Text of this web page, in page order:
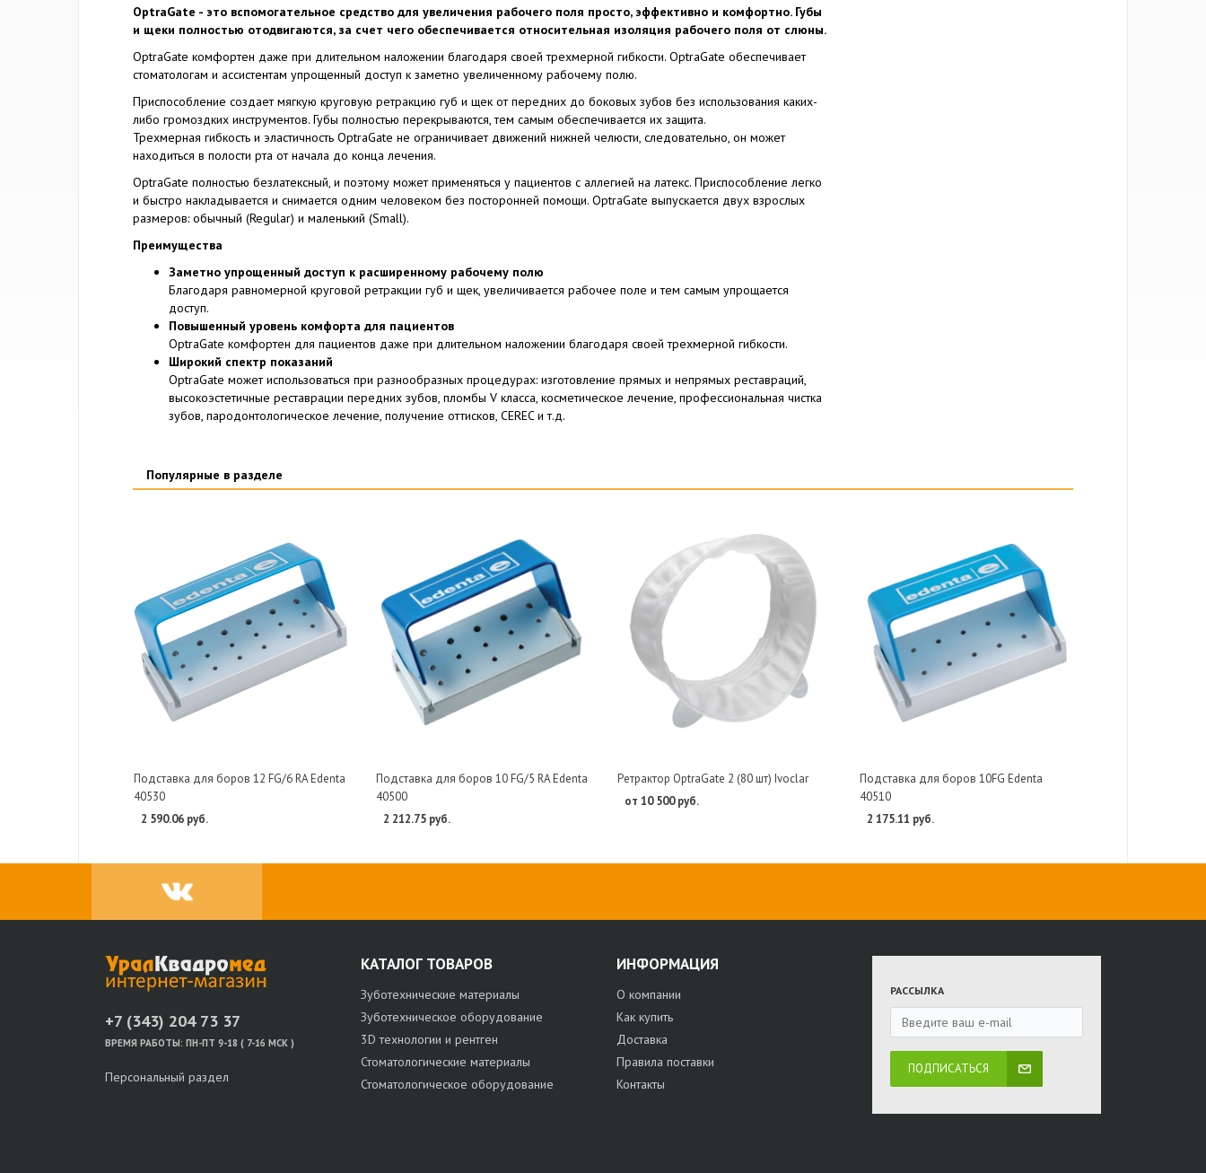
OptraGate - это вспомогательное средство для увеличения рабочего поля просто, эффективно и комфортно. Губы
и щеки полностью отодвигаются, за счет чего обеспечивается относительная изоляция рабочего поля от слюны.
OptraGate комфортен даже при длительном наложении благодаря своей трехмерной гибкости. OptraGate обеспечивает
стоматологам и ассистентам упрощенный доступ к заметно увеличенному рабочему полю.
Приспособление создает мягкую круговую ретракцию губ и щек от передних до боковых зубов без использования каких-
либо громоздких инструментов. Губы полностью перекрываются, тем самым обеспечивается их защита.
Трехмерная гибкость и эластичность OptraGate не ограничивает движений нижней челюсти, следовательно, он может
находиться в полости рта от начала до конца лечения.
OptraGate полностью безлатексный, и поэтому может применяться у пациентов с аллегией на латекс. Приспособление легко
и быстро накладывается и снимается одним человеком без посторонней помощи. OptraGate выпускается двух взрослых
размеров: обычный (Regular) и маленький (Small).
Преимущества
Заметно упрощенный доступ к расширенному рабочему полю
Благодаря равномерной круговой ретракции губ и щек, увеличивается рабочее поле и тем самым упрощается
доступ.
Повышенный уровень комфорта для пациентов
OptraGate комфортен для пациентов даже при длительном наложении благодаря своей трехмерной гибкости.
Широкий спектр показаний
OptraGate может использоваться при разнообразных процедурах: изготовление прямых и непрямых реставраций,
высокоэстетичные реставрации передних зубов, пломбы V класса, косметическое лечение, профессиональная чистка
зубов, пародонтологическое лечение, получение оттисков, CEREC и т.д.
Популярные в разделе
Подставка для боров 12 FG/6 RA Edenta
40530
2 590.06 руб.
Подставка для боров 10 FG/5 RA Edenta
40500
2 212.75 руб.
Ретрактор OptraGate 2 (80 шт) Ivoclar
от 10 500 руб.
Подставка для боров 10FG Edenta
40510
2 175.11 руб.
ИНФОРМАЦИЯ
О компании
Как купить
Доставка
Правила поставки
Контакты
КАТАЛОГ ТОВАРОВ
Зуботехнические материалы
Зуботехническое оборудование
3D технологии и рентген
Стоматологические материалы
Стоматологическое оборудование
РАССЫЛКА
ПОДПИСАТЬСЯ
+7 (343) 204 73 37
ВРЕМЯ РАБОТЫ: ПН-ПТ 9-18 ( 7-16 МСК )
Персональный раздел